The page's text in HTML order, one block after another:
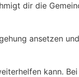
dir die
ansetzen
kann.